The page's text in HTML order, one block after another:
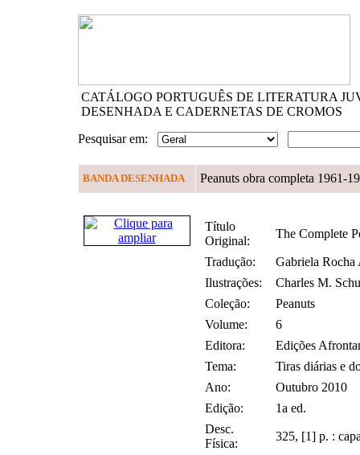
CATÁLOGO PORTUGUÊS DE LITERATURA
DESENHADA E CADERNETAS DE CROMOS
Pesquisar em:
BANDA DESENHADA Peanuts obra completa 1961-
Título
Original:
The Complete
Tradução:
Gabriela Rocha
Ilustrações:
Charles M.
Coleção:
Peanuts
Volume:
6
Editora:
Edições
Tema:
Tiras diárias e
Ano:
Outubro 2010
Edição:
1a ed.
Desc.
Física:
325, [1] p. :